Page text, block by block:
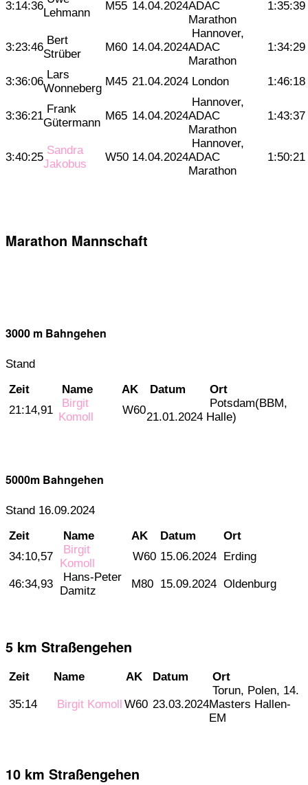
3:14:36
Lehmann
M55 14.04.2024ADAC
Marathon
1:35:39
3:23:46
Bert
Strüber
M60 14.04.2024
Hannover,
ADAC
Marathon
1:34:29
3:36:06
Lars
Wonneberg
M45 21.04.2024 London 1:46:18
3:36:21
Frank
Gütermann
M65 14.04.2024
Hannover,
ADAC
Marathon
1:43:37
3:40:25
Sandra
Jakobus
W50 14.04.2024
Hannover,
ADAC
Marathon
1:50:21
Marathon Mannschaft
3000 m Bahngehen
Stand
Zeit
Name AK Datum
Ort
21:14,91
Birgit
Komoll
W60
21.01.2024
Potsdam(BBM,
Halle)
5000m Bahngehen
Stand 16.09.2024
Zeit
Name AK Datum
Ort
34:10,57
Birgit
Komoll
W60 15.06.2024 Erding
46:34,93
Hans-Peter
Damitz
M80 15.09.2024 Oldenburg
5 km Straßengehen
Zeit Name AK Datum Ort
35:14 Birgit Komoll W60 23.03.2024
Torun, Polen, 14.
Masters Hallen-
EM
10 km Straßengehen